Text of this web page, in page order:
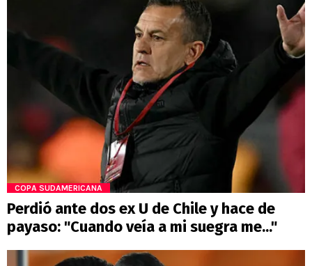
COPA SUDAMERICANA
Perdió ante dos ex U de Chile y hace de
payaso: "Cuando veía a mi suegra me..."